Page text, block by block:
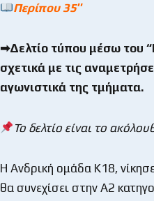
Περίπου 35″
➡Δελτίο τύπου μέσω του “
σχετικά με τις
αγωνιστικά της τμήματα.
Το δελτίο είναι το
Η Ανδρική ομάδα Κ18,
θα συνεχίσει στην Α2